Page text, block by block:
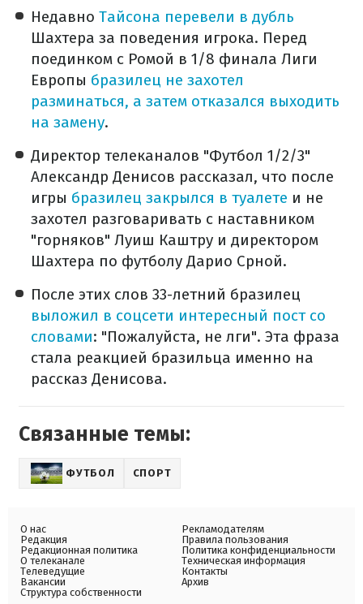
Недавно Тайсона перевели в дубль
Шахтера за поведения игрока. Перед
поединком с Ромой в 1/8 финала Лиги
Европы бразилец не захотел
разминаться, а затем отказался выходить
на замену.
Директор телеканалов "Футбол 1/2/3"
Александр Денисов рассказал, что после
игры бразилец закрылся в туалете и не
захотел разговаривать с наставником
"горняков" Луиш Каштру и директором
Шахтера по футболу Дарио Срной.
После этих слов 33-летний бразилец
выложил в соцсети интересный пост со
словами: "Пожалуйста, не лги". Эта фраза
стала реакцией бразильца именно на
рассказ Денисова.
Связанные темы:
ФУТБОЛ СПОРТ
О нас
Редакция
Редакционная политика
О телеканале
Телеведущие
Вакансии
Структура собственности
Рекламодателям
Правила пользования
Политика конфиденциальности
Техническая информация
Контакты
Архив